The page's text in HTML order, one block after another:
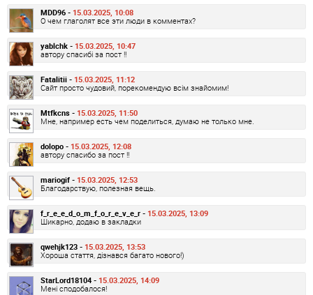
MDD96 - 15.03.2025, 10:08
О чем глаголят все эти люди в комментах?
yablchk - 15.03.2025, 10:47
автору спасибі за пост !!
Fatalitii - 15.03.2025, 11:12
Сайт просто чудовий, порекомендую всім знайомим!
Mtfkcns - 15.03.2025, 11:50
Мне, например есть чем поделиться, думаю не только мне.
dolopo - 15.03.2025, 12:08
автору спасибо за пост !!
mariogif - 15.03.2025, 12:53
Благодарствую, полезная вещь.
f_r_e_e_d_o_m_f_o_r_e_v_e_r - 15.03.2025, 13:09
Шикарно, додаю в закладки
qwehjk123 - 15.03.2025, 13:53
Хороша стаття, дізнався багато нового!)
StarLord18104 - 15.03.2025, 14:09
Мені сподобалося!